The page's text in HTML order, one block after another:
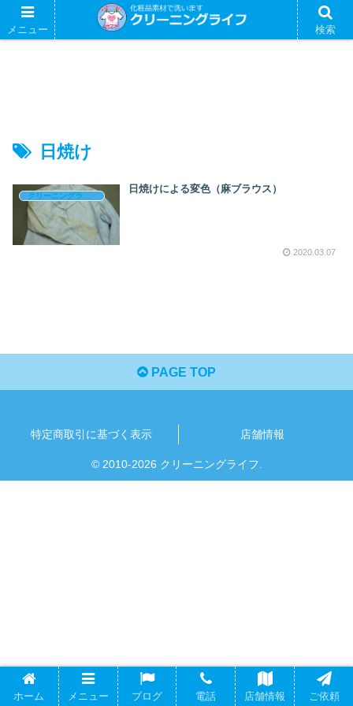
日焼け
日焼けによる変色（麻ブラウス）
2020.03.07
PAGE TOP
特定商取引に基づく表示 店舗情報
© 2010-2026 クリーニングライフ.
メニュー 検索
ホーム メニュー ブログ 電話 店舗情報 ご依頼